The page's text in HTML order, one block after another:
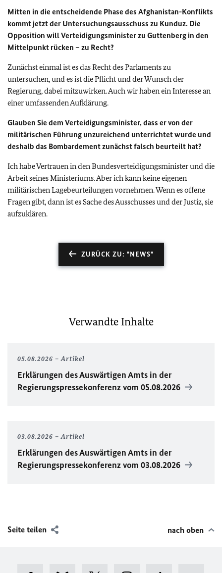
Mitten in die entscheidende Phase des Afghanistan-Konflikts
kommt jetzt der Untersuchungsausschuss zu Kunduz. Die
Opposition will Verteidigungsminister zu Guttenberg in den
Mittelpunkt rücken – zu Recht?
Zunächst einmal ist es das Recht des Parlaments zu
untersuchen, und es ist die Pflicht und der Wunsch der
Regierung, dabei mitzuwirken. Auch wir haben ein Interesse an
einer umfassenden Aufklärung.
Glauben Sie dem Verteidigungsminister, dass er von der
militärischen Führung unzureichend unterrichtet wurde und
deshalb das Bombardement zunächst falsch beurteilt hat?
Ich habe Vertrauen in den Bundesverteidigungsminister und die
Arbeit seines Ministeriums. Aber ich kann keine eigenen
militärischen Lagebeurteilungen vornehmen. Wenn es offene
Fragen gibt, dann ist es Sache des Ausschusses und der Justiz, sie
aufzuklären.
ZURÜCK ZU: "NEWS"
Verwandte Inhalte
05.08.2026 Artikel
Erklärungen des Auswärtigen Amts in der
Regierungspressekonferenz vom 05.08.2026
03.08.2026 Artikel
Erklärungen des Auswärtigen Amts in der
Regierungspressekonferenz vom 03.08.2026
Seite teilen nach oben